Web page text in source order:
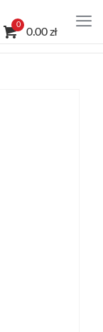
0
0.00 zł